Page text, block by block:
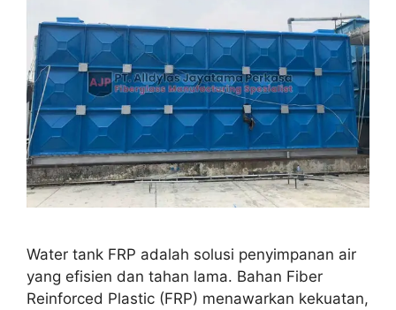
Water tank FRP adalah solusi penyimpanan air
yang efisien dan tahan lama. Bahan Fiber
Reinforced Plastic (FRP) menawarkan kekuatan,